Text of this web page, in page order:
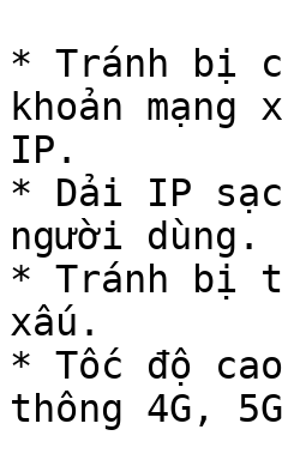
* Tránh bị
khoản
IP.
* Dải IP
người dùng.
* Tránh bị
xấu.
* Tốc độ
thông 4G,